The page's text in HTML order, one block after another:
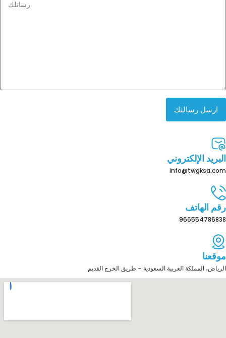
ارسل رسالتك
البريد الإلكتروني
info@twgksa.com
رقم الهاتف
966554786838
موقعنا
الرياض، المملكة العربية السعودية – طريق الخرج القديم